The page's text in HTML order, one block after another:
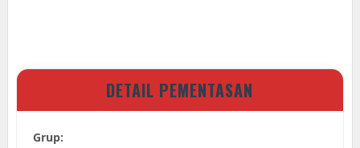
DETAIL PEMENTASAN
Grup: